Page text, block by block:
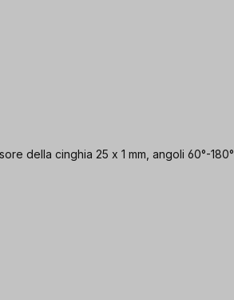
della cinghia 25 x 1 mm, angoli 60°-180°